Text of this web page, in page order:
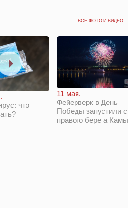
ВСЕ ФОТО И ВИДЕО
что
11 мая.
Фейерверк в День
Победы запустили с
правого берега Камы